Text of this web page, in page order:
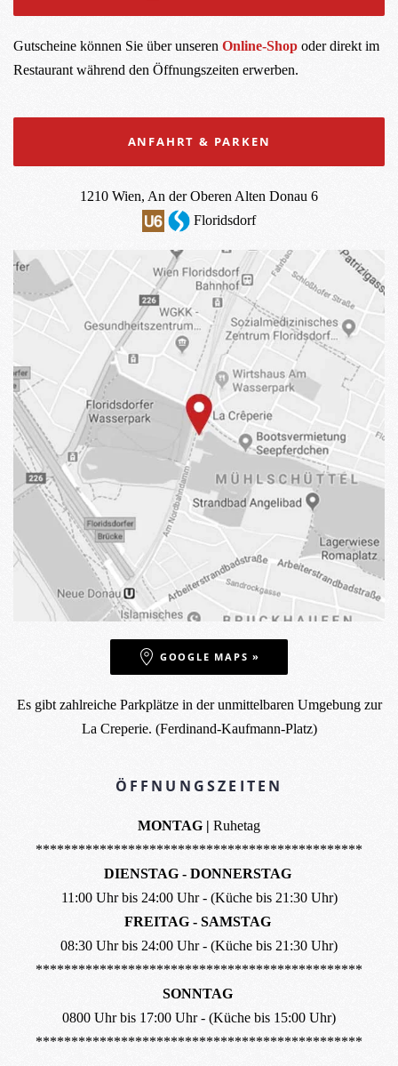
Gutscheine können Sie über unseren Online-Shop oder direkt im
Restaurant während den Öffnungszeiten erwerben.
ANFAHRT & PARKEN
1210 Wien, An der Oberen Alten Donau 6
Floridsdorf
GOOGLE MAPS »
Es gibt zahlreiche Parkplätze in der unmittelbaren Umgebung zur
La Creperie. (Ferdinand-Kaufmann-Platz)
ÖFFNUNGSZEITEN
MONTAG | Ruhetag
**********************************************
DIENSTAG - DONNERSTAG
11:00 Uhr bis 24:00 Uhr - (Küche bis 21:30 Uhr)
FREITAG - SAMSTAG
08:30 Uhr bis 24:00 Uhr - (Küche bis 21:30 Uhr)
**********************************************
SONNTAG
0800 Uhr bis 17:00 Uhr - (Küche bis 15:00 Uhr)
**********************************************